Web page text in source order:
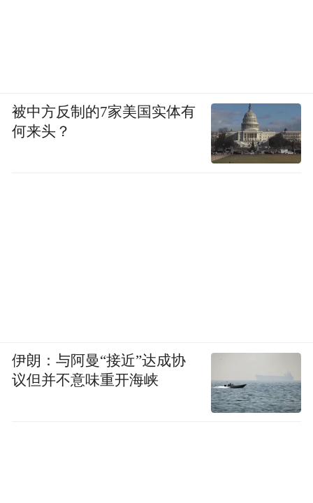
被中方反制的7家美国实体有
何来头？
伊朗：与阿曼“接近”达成协
议但并不意味重开海峡